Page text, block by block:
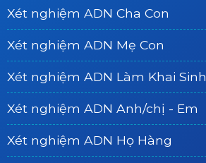
Xét nghiệm ADN Cha Con
Xét nghiệm ADN Mẹ Con
Xét nghiệm ADN Làm Khai Sinh
Xét nghiệm ADN Anh/chị - Em
Xét nghiệm ADN Họ Hàng